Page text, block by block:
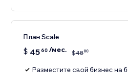
План Scale
$ 4560 /мес. $4800
Разместите свой бизнес на